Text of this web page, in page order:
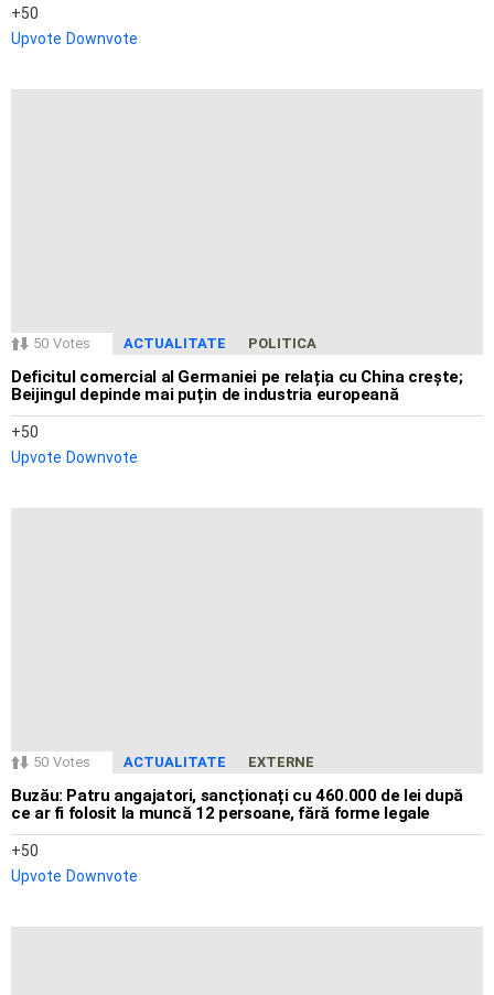
50
Upvote Downvote
50 Votes ACTUALITATE POLITICA
Deficitul comercial al Germaniei pe relația cu China crește;
Beijingul depinde mai puțin de industria europeană
50
Upvote Downvote
50 Votes ACTUALITATE EXTERNE
Buzău: Patru angajatori, sancționați cu 460.000 de lei după
ce ar fi folosit la muncă 12 persoane, fără forme legale
50
Upvote Downvote